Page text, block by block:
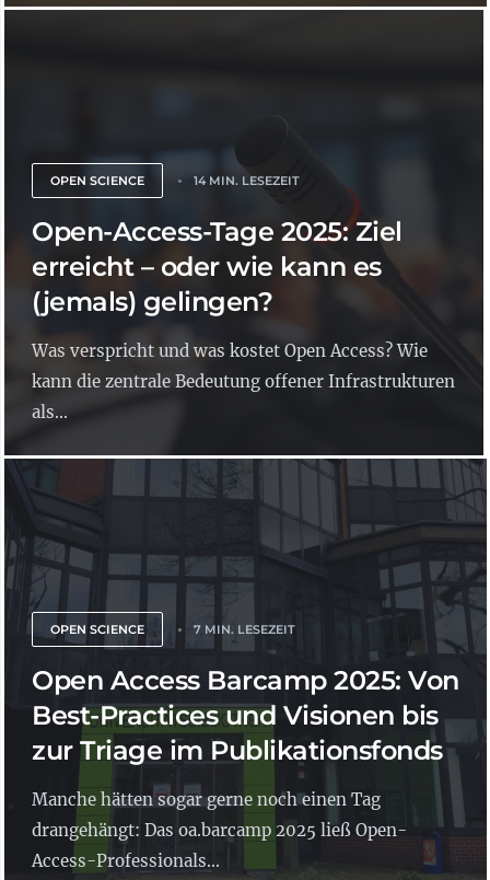
OPEN SCIENCE 14 MIN. LESEZEIT
Open-Access-Tage 2025: Ziel
erreicht – oder wie kann es
(jemals) gelingen?
Was verspricht und was kostet Open Access? Wie
kann die zentrale Bedeutung offener Infrastrukturen
als...
OPEN SCIENCE 7 MIN. LESEZEIT
Open Access Barcamp 2025: Von
Best-Practices und Visionen bis
zur Triage im Publikationsfonds
Manche hätten sogar gerne noch einen Tag
drangehängt: Das oa.barcamp 2025 ließ Open-
Access-Professionals...